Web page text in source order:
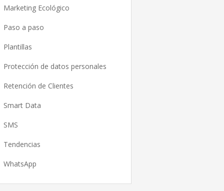
Marketing Ecológico
Paso a paso
Plantillas
Protección de datos personales
Retención de Clientes
Smart Data
SMS
Tendencias
WhatsApp